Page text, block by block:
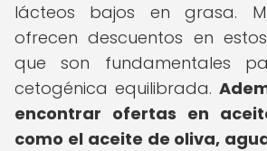
lácteos bajos en grasa.
ofrecen descuentos en
que son fundamentales
cetogénica equilibrada.
encontrar ofertas en
como el aceite de oliva,